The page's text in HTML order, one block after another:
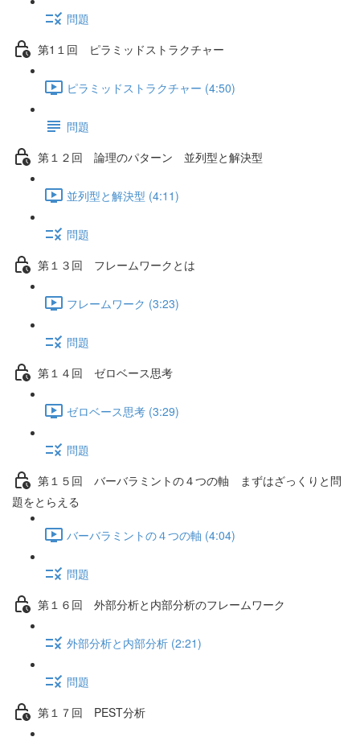
問題
第1１回 ピラミッドストラクチャー
ピラミッドストラクチャー (4:50)
問題
第１２回 論理のパターン 並列型と解決型
並列型と解決型 (4:11)
問題
第１３回 フレームワークとは
フレームワーク (3:23)
問題
第１４回 ゼロベース思考
ゼロベース思考 (3:29)
問題
第１５回 バーバラミントの４つの軸 まずはざっくりと問
題をとらえる
バーバラミントの４つの軸 (4:04)
問題
第１６回 外部分析と内部分析のフレームワーク
外部分析と内部分析 (2:21)
問題
第１７回 PEST分析